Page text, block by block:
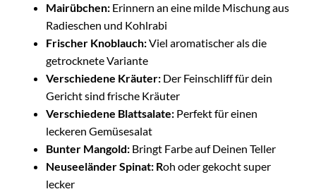
Mairübchen: Erinnern an eine milde Mischung aus
Radieschen und Kohlrabi
Frischer Knoblauch:Viel aromatischer als die
getrocknete Variante
Verschiedene Kräuter: Der Feinschliff für dein
Gericht sind frische Kräuter
Verschiedene Blattsalate: Perfekt für einen
leckeren Gemüsesalat
Bunter Mangold: Bringt Farbe auf Deinen Teller
Neuseeländer Spinat: Roh oder gekocht super
lecker